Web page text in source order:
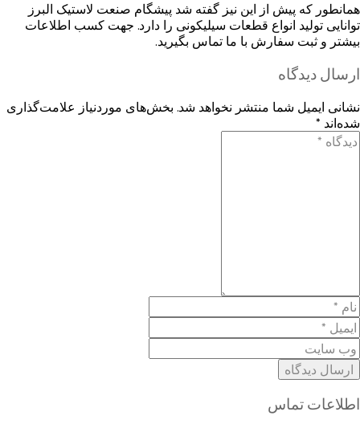
همانطور که پیش از این نیز گفته شد پیشگام صنعت لاستیک البرز
توانایی تولید انواع قطعات سیلیکونی را دارد. جهت کسب اطلاعات
بیشتر و ثبت سفارش با ما تماس بگیرید.
ارسال دیدگاه
نشانی ایمیل شما منتشر نخواهد شد. بخش‌های موردنیاز علامت‌گذاری
شده‌اند *
اطلاعات تماس